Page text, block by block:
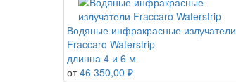
Водяные инфракрасные излучатели
Fraccaro Waterstrip
длинна 4 и 6 м
от 46 350,00 ₽